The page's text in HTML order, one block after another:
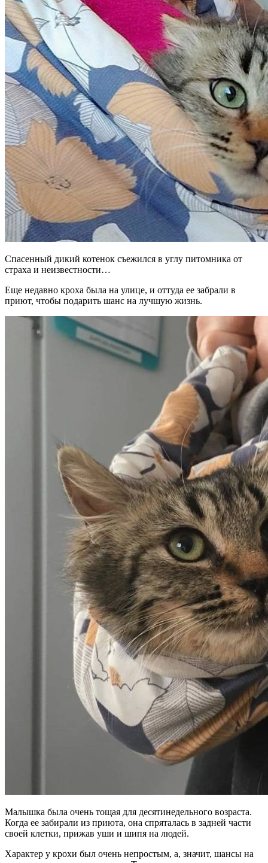
Спасенный дикий котенок съежился в углу питомника от
страха и неизвестности…
Еще недавно кроха была на улице, и оттуда ее забрали в
приют, чтобы подарить шанс на лучшую жизнь.
Малышка была очень тощая для десятинедельного возраста.
Когда ее забирали из приюта, она спряталась в задней части
своей клетки, прижав уши и шипя на людей.
Характер у крохи был очень непростым, а, значит, шансы на